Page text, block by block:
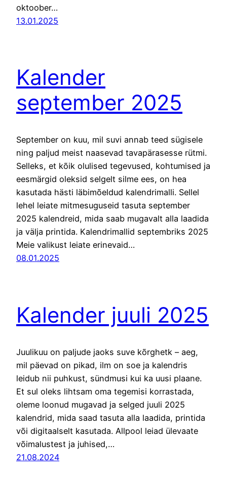
oktoober…
13.01.2025
Kalender
september 2025
September on kuu, mil suvi annab teed sügisele
ning paljud meist naasevad tavapärasesse rütmi.
Selleks, et kõik olulised tegevused, kohtumised ja
eesmärgid oleksid selgelt silme ees, on hea
kasutada hästi läbimõeldud kalendrimalli. Sellel
lehel leiate mitmesuguseid tasuta september
2025 kalendreid, mida saab mugavalt alla laadida
ja välja printida. Kalendrimallid septembriks 2025
Meie valikust leiate erinevaid…
08.01.2025
Kalender juuli 2025
Juulikuu on paljude jaoks suve kõrghetk – aeg,
mil päevad on pikad, ilm on soe ja kalendris
leidub nii puhkust, sündmusi kui ka uusi plaane.
Et sul oleks lihtsam oma tegemisi korrastada,
oleme loonud mugavad ja selged juuli 2025
kalendrid, mida saad tasuta alla laadida, printida
või digitaalselt kasutada. Allpool leiad ülevaate
võimalustest ja juhised,…
21.08.2024